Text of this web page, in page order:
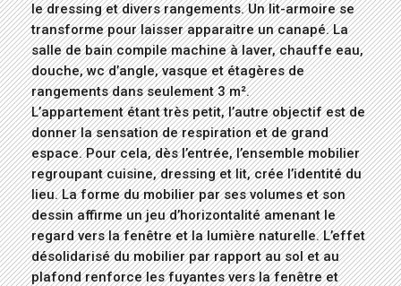
le dressing et divers rangements. Un lit-armoire se
transforme pour laisser apparaitre un canapé. La
salle de bain compile machine à laver, chauffe eau,
douche, wc d’angle, vasque et étagères de
rangements dans seulement 3 m².
L’appartement étant très petit, l’autre objectif est de
donner la sensation de respiration et de grand
espace. Pour cela, dès l’entrée, l’ensemble mobilier
regroupant cuisine, dressing et lit, crée l’identité du
lieu. La forme du mobilier par ses volumes et son
dessin affirme un jeu d’horizontalité amenant le
regard vers la fenêtre et la lumière naturelle. L’effet
désolidarisé du mobilier par rapport au sol et au
plafond renforce les fuyantes vers la fenêtre et